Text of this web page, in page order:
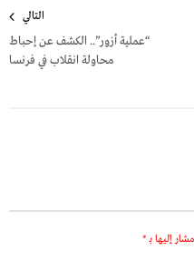
التالي
“عملية أزور”.. الكشف عن إحباط
محاولة انقلاب في فرنسا
إليها بـ *